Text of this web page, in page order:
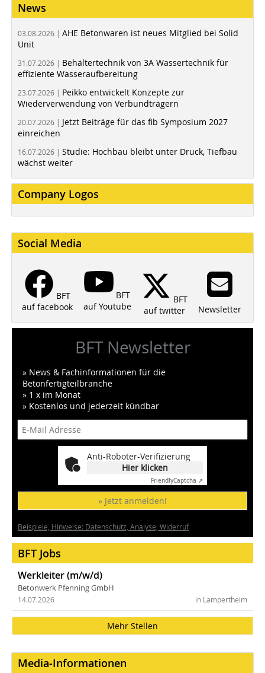
News
03.08.2026 | AHE Betonwaren ist neues Mitglied bei Solid
Unit
31.07.2026 | Behältertechnik von 3A Wassertechnik für
effiziente Wasseraufbereitung
23.07.2026 | Peikko entwickelt Konzepte zur
Wiederverwendung von Verbundträgern
20.07.2026 | Jetzt Beiträge für das fib Symposium 2027
einreichen
16.07.2026 | Studie: Hochbau bleibt unter Druck, Tiefbau
wächst weiter
Company Logos
Social Media
BFT
auf facebook
BFT
auf Youtube
BFT
auf twitter
Newsletter
BFT Newsletter
» News & Fachinformationen für die
Betonfertigteilbranche
» 1 x im Monat
» Kostenlos und jederzeit kündbar
Anti-Roboter-Verifizierung
Hier klicken
FriendlyCaptcha ⇗
» Jetzt anmelden!
Beispiele, Hinweise: Datenschutz, Analyse, Widerruf
BFT Jobs
Werkleiter (m/w/d)
Betonwerk Pfenning GmbH
in Lampertheim
14.07.2026
Mehr Stellen
Media-Informationen